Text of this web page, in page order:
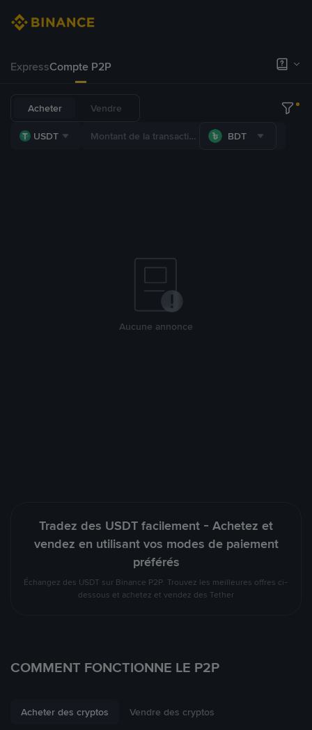
ExpressCompte P2P
Acheter Vendre
USDT BDT
Aucune annonce
Tradez des USDT facilement - Achetez et
vendez en utilisant vos modes de paiement
préférés
Échangez des USDT sur Binance P2P. Trouvez les meilleures offres ci-
dessous et achetez et vendez des Tether
COMMENT FONCTIONNE LE P2P
Acheter des cryptos Vendre des cryptos